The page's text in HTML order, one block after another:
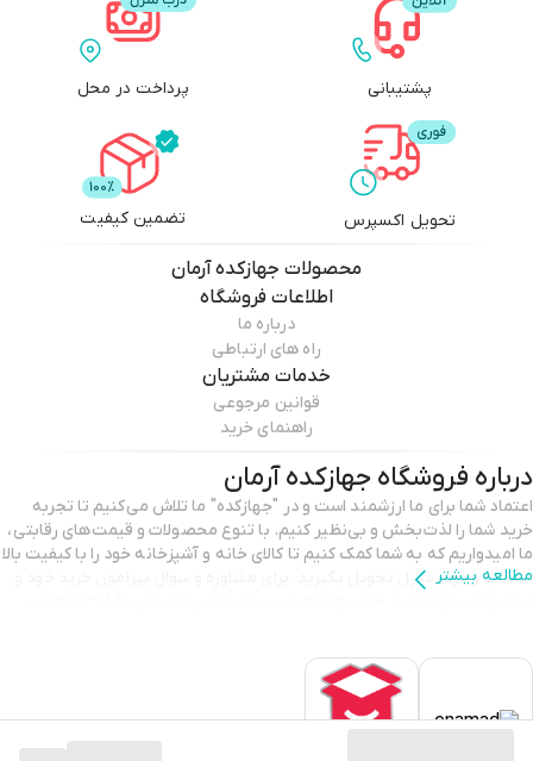
پشتیبانی پرداخت در محل
تحویل اکسپرس تضمین کیفیت
محصولات جهازکده آرمان
اطلاعات فروشگاه
درباره ما
راه های ارتباطی
خدمات مشتریان
قوانین مرجوعی
راهنمای خرید
درباره فروشگاه جهازکده آرمان
اعتماد شما برای ما ارزشمند است و در "جهازکده" ما تلاش می‌کنیم تا تجربه
خرید شما را لذت‌بخش و بی‌نظیر کنیم. با تنوع محصولات و قیمت‌های رقابتی،
ما امیدواریم که به شما کمک کنیم تا کالای خانه و آشپزخانه خود را با کیفیت بالا
مطالعه بیشتر